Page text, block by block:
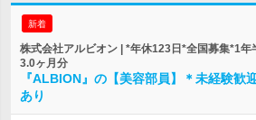
新着
株式会社アルビオン | *年休123日*全国募集*1
3.0ヶ月分
『ALBION』の【美容部員】＊未経験歓
あり